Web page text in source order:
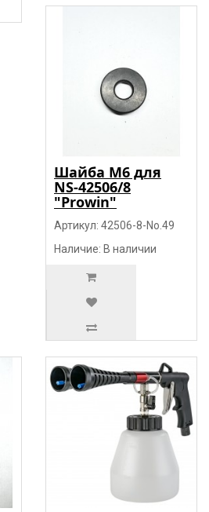
Шайба М6 для
NS-42506/8
"Prowin"
Артикул: 42506-8-No.49
Наличие: В наличии